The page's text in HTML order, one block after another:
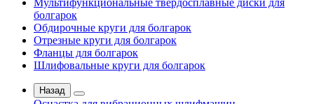
Мультифункциональные твердосплавные диски для
болгарок
Обдирочные круги для болгарок
Отрезные круги для болгарок
Фланцы для болгарок
Шлифовальные круги для болгарок
Назад